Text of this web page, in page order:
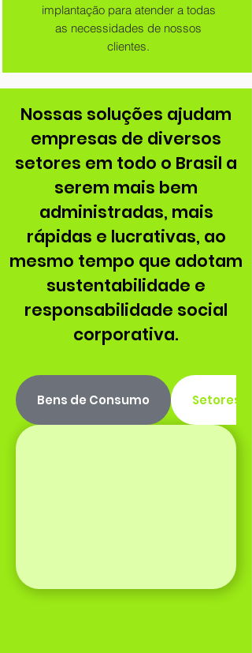
implantação para atender a todas
as necessidades de nossos
clientes.
Nossas soluções ajudam
empresas de diversos
setores em todo o Brasil a
serem mais bem
administradas, mais
rápidas e lucrativas, ao
mesmo tempo que adotam
sustentabilidade e
responsabilidade social
corporativa.
Bens de Consumo Setores